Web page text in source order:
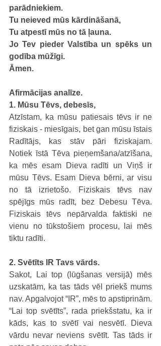
parādniekiem.
Tu neieved mūs kārdināšanā,
Tu atpestī mūs no tā ļauna.
Jo Tev pieder Valstība un spēks un
godība mūžīgi.
Āmen.
Afirmācijas analīze.
1. Mūsu Tēvs, debesīs,
Atzīstam, ka mūsu patiesais tēvs ir ne
fiziskais - miesīgais, bet gan mūsu īstais
Radītājs, kas stāv pāri fiziskajam.
Notiek īstā Tēva pieņemšana/atzīšana,
ka mēs esam Dieva radīti un Viņš ir
mūsu Tēvs. Esam Dieva bērni, ar visu
no tā izrietošo. Fiziskais tēvs nav
spējīgs mūs radīt, bez Debesu Tēva.
Fiziskais tēvs nepārvalda faktiski ne
vienu no tūkstošiem procesu, lai mēs
tiktu radīti.
2. Svētīts IR Tavs vārds.
Sakot, Lai top (lūgšanas versijā) mēs
uzskatām, ka tas tāds vēl priekš mums
nav. Apgalvojot “IR”, mēs to apstiprinām.
“Lai top svētīts”, rada priekšstatu, ka ir
kāds, kas to svētī vai nesvētī. Dieva
vārdu nevar neviens svētīt. Tas tāds ir